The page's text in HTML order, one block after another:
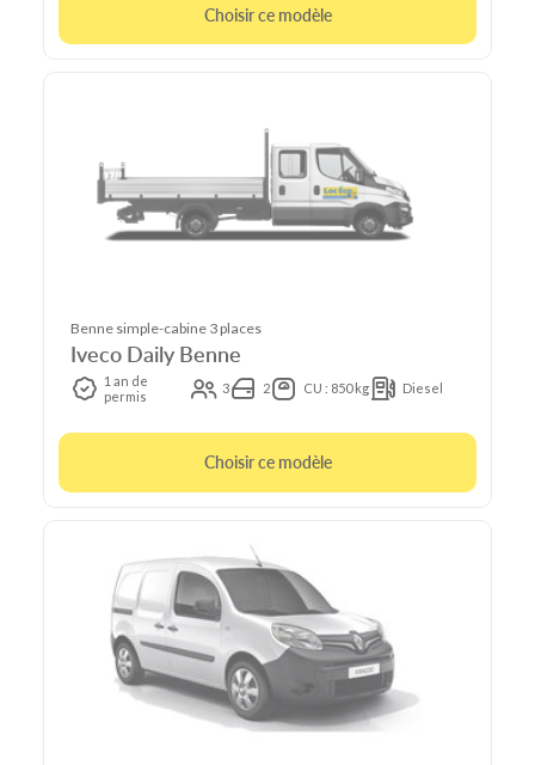
Choisir ce modèle
Benne simple-cabine 3 places
Iveco Daily Benne
1 an de
permis
3 2 CU : 850 kg Diesel
Choisir ce modèle